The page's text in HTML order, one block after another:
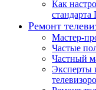
Как
стандарта
Ремонт
Мастер-
Частые
Частный
Эксперты